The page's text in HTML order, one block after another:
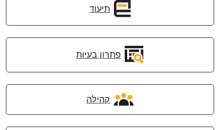
תיעוד
פתרון בעיות
קהילה